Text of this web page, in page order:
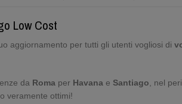
Low Cost
aggiornamento per tutti gli utenti vogliosi di
da Roma per Havana e Santiago , nel
veramente ottimi!